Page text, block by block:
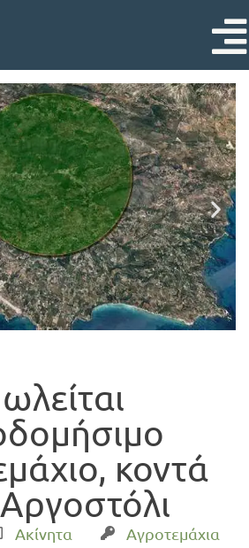
κοντά
Ακίνητα Αγροτεμάχια